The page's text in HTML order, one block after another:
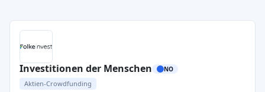
Investitionen der Menschen NO
Aktien-Crowdfunding